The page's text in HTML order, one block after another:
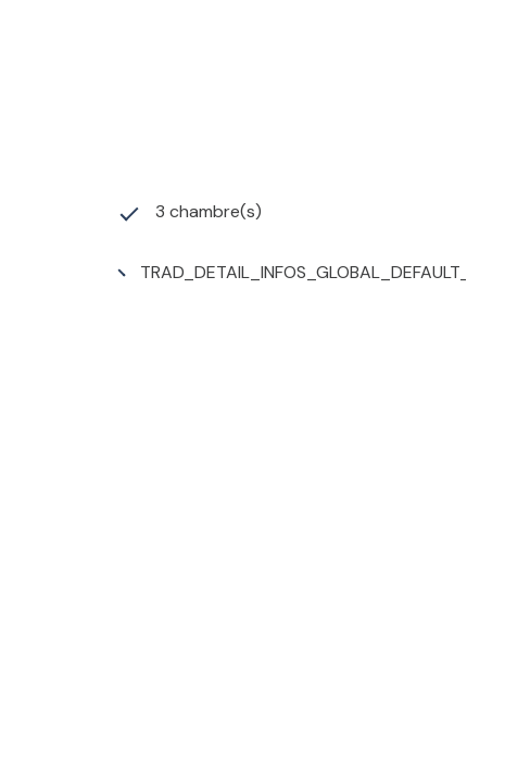
3 chambre(s)